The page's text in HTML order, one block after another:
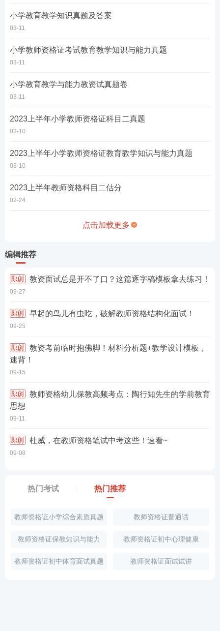
小学教育教学知识真题及答案
03-11
小学教师资格证考试教育教学知识与能力真题
03-11
小学教育教学与能力教资试真题卷
03-11
2023上半年小学教师资格证科目二真题
03-10
2023上半年小学教师资格证教育教学知识与能力真题
03-10
2023上半年教师资格科目二估分
02-24
点击加载更多
编辑推荐
教资面试总是开不了口？这篇逐字稿模板拿去练习！
09-27
早起的鸟儿有虫吃，破解教师资格结构化面试！
09-25
速背！
09-15
思想
09-11
杜威，在教师资格笔试中考这些！速看~
09-08
热门考试 热门推荐
教师资格证小学综合素质真题 教师资格证普通话
教师资格证保教知识与能力 教师资格证初中心理健康
教师资格证初中体育面试真题 教师资格证面试试讲